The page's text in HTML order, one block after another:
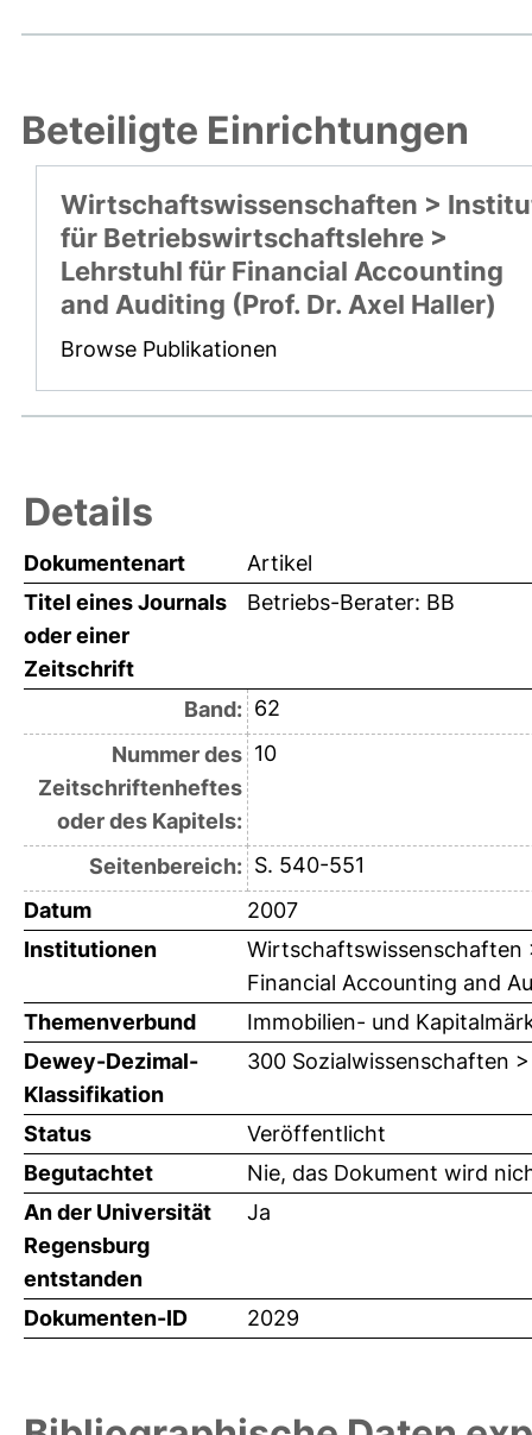
Beteiligte Einrichtungen
Wirtschaftswissenschaften >
für Betriebswirtschaftslehre >
Lehrstuhl für Financial Accounting
and Auditing (Prof. Dr. Axel Haller)
Browse Publikationen
Details
Dokumentenart
Artikel
Titel eines Journals
oder einer
Zeitschrift
Betriebs-Berater: BB
Band: 62
Nummer des
Zeitschriftenheftes
oder des Kapitels:
10
Seitenbereich: S. 540-551
Datum
2007
Institutionen
Financial Accounting and
Themenverbund
Immobilien- und
Dewey-Dezimal-
Klassifikation
300 Sozialwissenschaften
Status
Veröffentlicht
Begutachtet
Nie, das Dokument wird
An der Universität
Regensburg
entstanden
Ja
Dokumenten-ID 2029